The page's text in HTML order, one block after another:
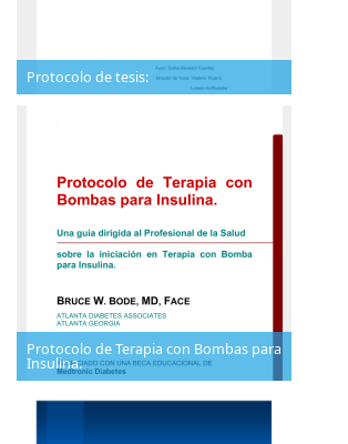
Protocolo de tesis:
Protocolo de Terapia con Bombas para
Insulina.